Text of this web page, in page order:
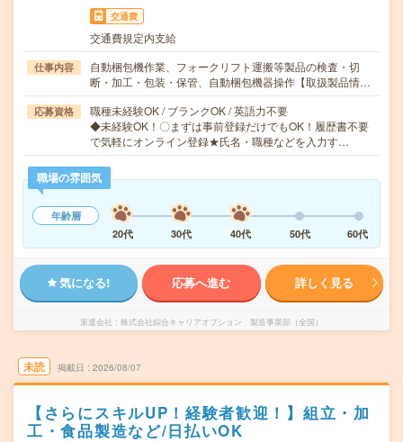
交通費
交通費規定内支給
仕事内容
自動梱包機作業、フォークリフト運搬等製品の検査・切
断・加工・包装・保管、自動梱包機器操作【取扱製品情…
応募資格
職種未経験OK / ブランクOK / 英語力不要
◆未経験OK！〇まずは事前登録だけでもOK！履歴書不要
で気軽にオンライン登録★氏名・職種などを入力す…
職場の雰囲気
年齢層
20代
30代 40代 50代 60代
気になる! 応募へ進む 詳しく見る
派遣会社 株式会社綜合キャリアオプション 製造事業部（全国）
未読 掲載日 2026/08/07
【さらにスキルUP！経験者歓迎！】組立・加
工・食品製造など/日払いOK